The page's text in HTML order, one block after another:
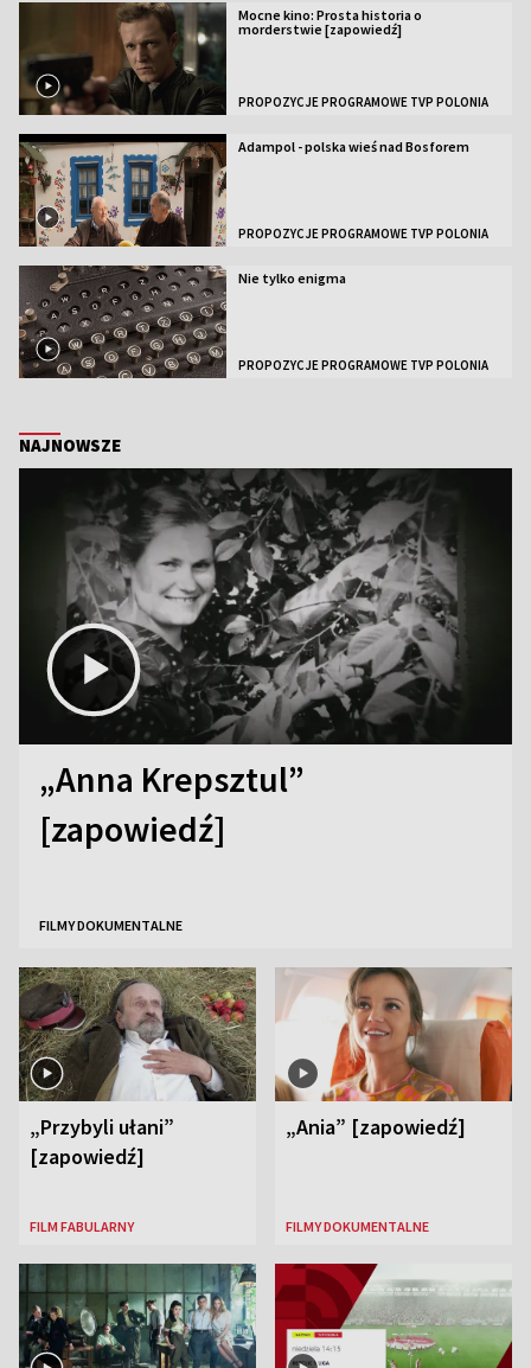
Mocne kino: Prosta historia o
morderstwie [zapowiedź]
PROPOZYCJE PROGRAMOWE TVP POLONIA
Adampol - polska wieś nad Bosforem
PROPOZYCJE PROGRAMOWE TVP POLONIA
Nie tylko enigma
PROPOZYCJE PROGRAMOWE TVP POLONIA
NAJNOWSZE
„Anna Krepsztul”
[zapowiedź]
FILMY DOKUMENTALNE
„Przybyli ułani”
[zapowiedź]
FILM FABULARNY
„Ania” [zapowiedź]
FILMY DOKUMENTALNE